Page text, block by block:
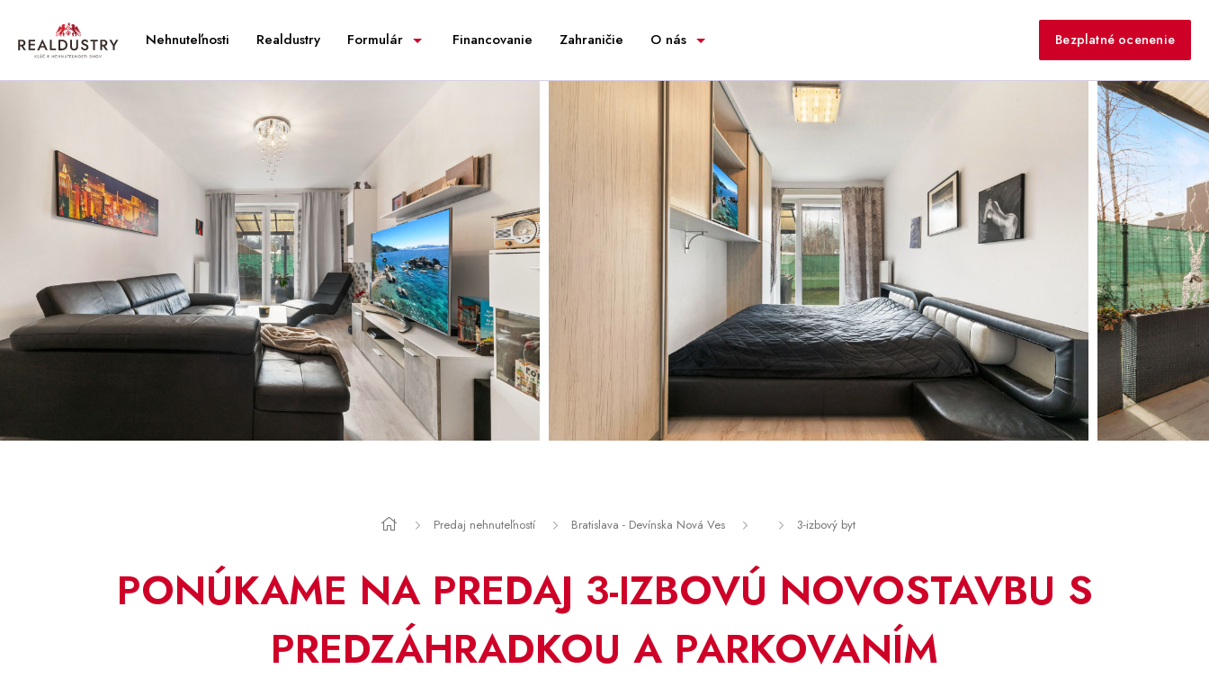
Nehnuteľnosti Realdustry Formulár Financovanie Zahraničie O nás Bezplatné ocenenie
Predaj nehnuteľností Bratislava - Devínska Nová Ves 3-izbový byt
PONÚKAME NA PREDAJ 3-IZBOVÚ NOVOSTAVBU S
PREDZÁHRADKOU A PARKOVANÍM